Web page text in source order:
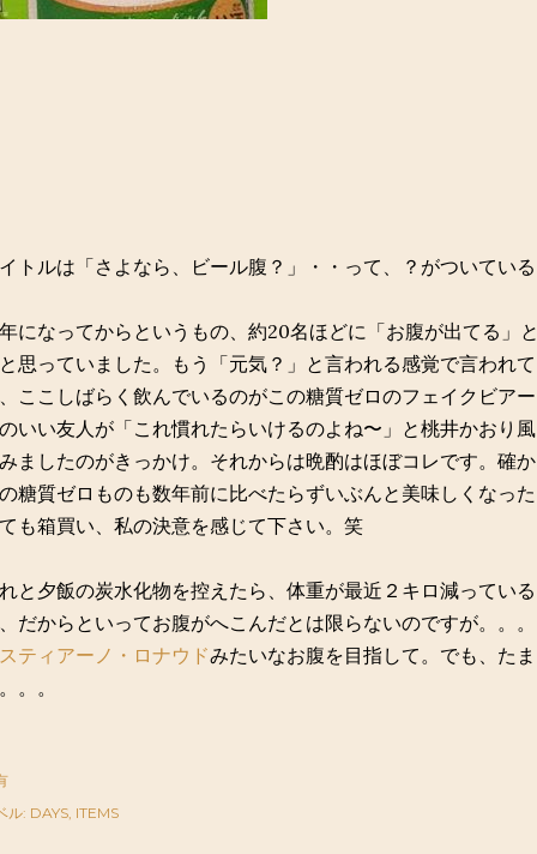
トルは「さよなら、ビール腹？」・・って、？がついてい
になってからというもの、約20名ほどに「お腹が出てる」
思っていました。もう「元気？」と言われる感覚で言われ
ここしばらく飲んでいるのがこの糖質ゼロのフェイクビア
いい友人が「これ慣れたらいけるのよね〜」と桃井かおり
ましたのがきっかけ。それからは晩酌はほぼコレです。確
糖質ゼロものも数年前に比べたらずいぶんと美味しくなっ
も箱買い、私の決意を感じて下さい。笑
と夕飯の炭水化物を控えたら、体重が最近２キロ減ってい
だからといってお腹がへこんだとは限らないのですが。。
ティアーノ・ロナウドみたいなお腹を目指して。でも、た
。。
ル: DAYS ITEMS